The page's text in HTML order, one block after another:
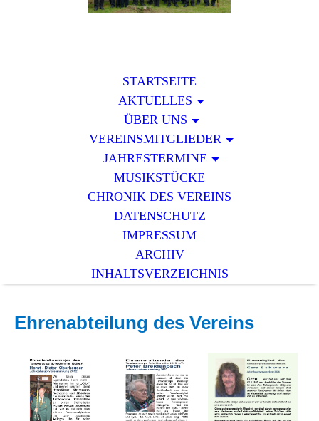
STARTSEITE
AKTUELLES
ÜBER UNS
VEREINSMITGLIEDER
JAHRESTERMINE
MUSIKSTÜCKE
CHRONIK DES VEREINS
DATENSCHUTZ
IMPRESSUM
ARCHIV
INHALTSVERZEICHNIS
Ehrenabteilung des Vereins